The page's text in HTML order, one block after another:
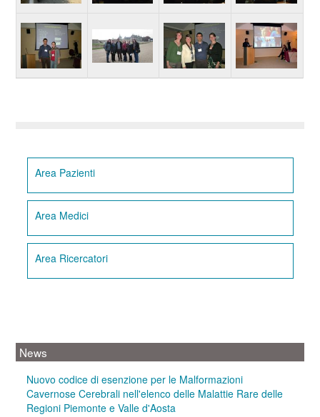
Area Pazienti
Area Medici
Area Ricercatori
News
Nuovo codice di esenzione per le Malformazioni
Cavernose Cerebrali nell'elenco delle Malattie Rare delle
Regioni Piemonte e Valle d'Aosta